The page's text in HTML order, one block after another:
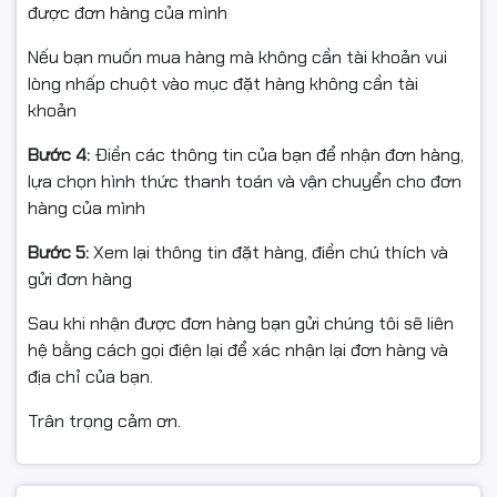
được đơn hàng của mình
Nếu bạn muốn mua hàng mà không cần tài khoản vui
lòng nhấp chuột vào mục đặt hàng không cần tài
khoản
Bước 4: Điền các thông tin của bạn để nhận đơn hàng,
lựa chọn hình thức thanh toán và vận chuyển cho đơn
hàng của mình
Bước 5:Xem lại thông tin đặt hàng, điền chú thích và
gửi đơn hàng
Sau khi nhận được đơn hàng bạn gửi chúng tôi sẽ liên
hệ bằng cách gọi điện lại để xác nhận lại đơn hàng và
địa chỉ của bạn.
Trân trọng cảm ơn.